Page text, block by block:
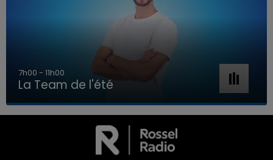
LA TEAM DE L'ÉTÉ
7h00 - 11h00
La Team de l'été